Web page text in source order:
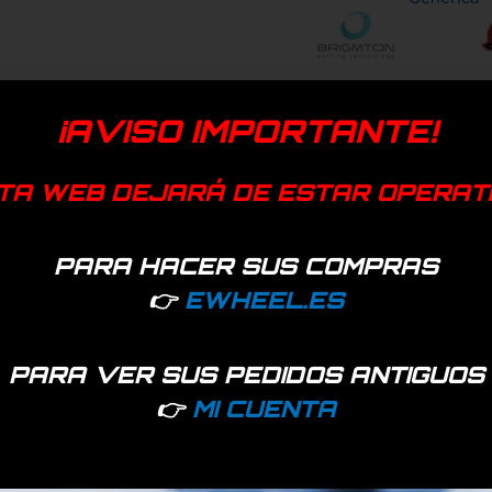
¡AVISO IMPORTANTE!
WEB DEJARÁ DE ESTAR
PARA HACER SUS COMPRAS
👉 EWHEEL.ES
PARA VER SUS PEDIDOS ANTIGUOS
👉 MI CUENTA